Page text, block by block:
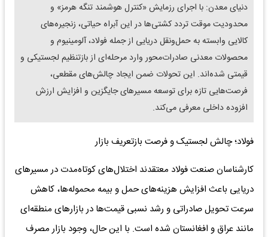
دنیای معدن: با اجرای رزمایش «کنترل هوشمند تنگه هرمز» و
محدودیت موقت تردد کشتی‌ها در این آبراه حیاتی، زنجیره‌های
کالایی وابسته به حمل‌ونقل دریایی از جمله فولاد، آلومینیوم و
محصولات معدنی صادرات‌محور وارد مرحله‌ای از بازتنظیم لجستیکی و
قیمتی شده‌اند. این تحولات ضمن ایجاد چالش‌های مقطعی،
فرصت‌هایی تازه برای توسعه مسیرهای جایگزین و افزایش ارزش
افزوده داخلی معرفی می‌کند.
فولاد؛ چالش لجستیک و فرصت بازتعریف بازار
کارشناسان صنعت فولاد معتقدند اختلال‌های کوتاه‌مدت در مسیرهای
دریایی باعث افزایش هزینه‌های حمل و بیمه محموله‌ها، کاهش
سرعت تحویل صادراتی و رشد نسبی قیمت‌ها در بازارهای منطقه‌ای
مانند عراق و افغانستان شده است. با این حال، وجود بازار مصرف